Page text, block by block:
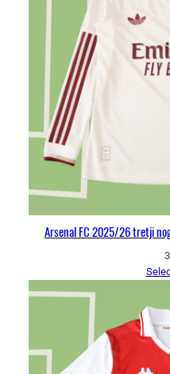
Arsenal FC 2025/26 tretji